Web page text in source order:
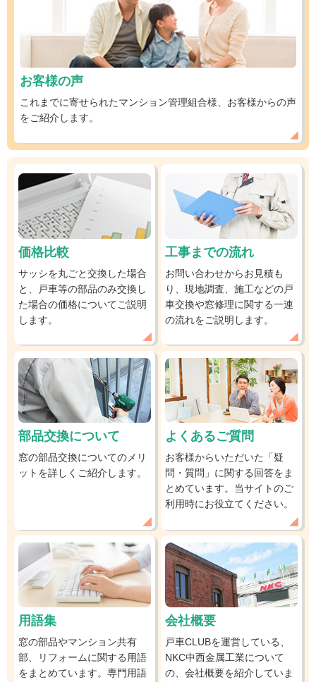
お客様の声
これまでに寄せられたマンション管理組合様、お客様からの声
をご紹介します。
価格比較
サッシを丸ごと交換した場合
と、戸車等の部品のみ交換し
た場合の価格についてご説明
します。
工事までの流れ
お問い合わせからお見積も
り、現地調査、施工などの戸
車交換や窓修理に関する一連
の流れをご説明します。
部品交換について
窓の部品交換についてのメリ
ットを詳しくご紹介します。
よくあるご質問
お客様からいただいた「疑
問・質問」に関する回答をま
とめています。当サイトのご
利用時にお役立てください。
用語集
窓の部品やマンション共有
部、リフォームに関する用語
をまとめています。専門用語
会社概要
戸車CLUBを運営している、
NKC中西金属工業について
の、会社概要を紹介していま